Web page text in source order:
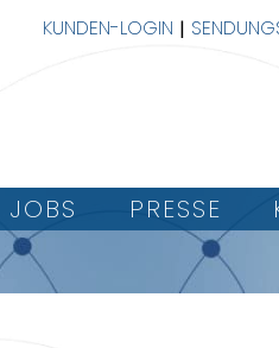
KUNDEN-LOGIN
JOBS PRESSE